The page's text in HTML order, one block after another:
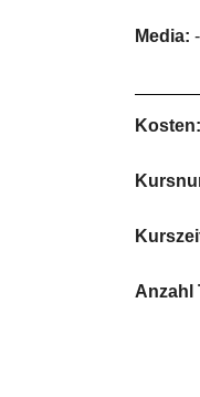
Media: -
Kosten:
Anzahl